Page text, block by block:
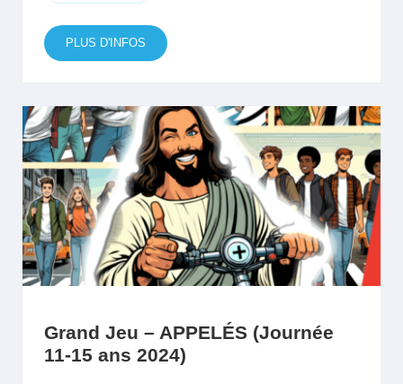
PLUS D'INFOS
Grand Jeu – APPELÉS (Journée
11-15 ans 2024)